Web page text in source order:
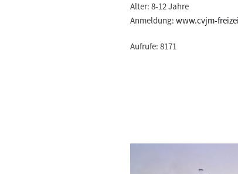
Alter: 8-12 Jahre
Anmeldung: www.cvjm-
Aufrufe: 8171